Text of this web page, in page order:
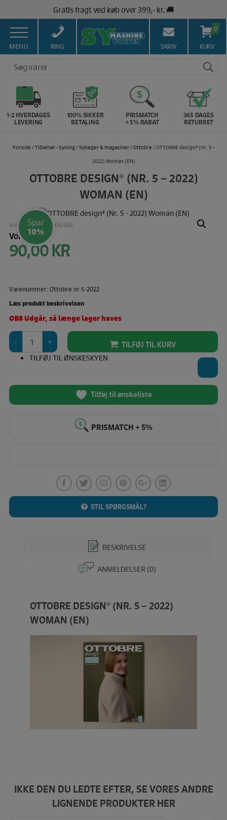
indholdet
Gratis fragt ved køb over 399,- kr. 🚚
Salg af symaskiner siden 1967 🥇
100% Dansk hjemmeside 👍
Brug for hjælp? Ring på 43 44 45 15 ☎️
Vi matcher alle danske priser 💰
MENU RING SKRIV
0
KURV
Søg varer
1-2 HVERDAGES
LEVERING
100% SIKKER
BETALING
PRISMATCH
+ 5% RABAT
365 DAGES
RETURRET
Forside /Tilbehør - Syning /Sybøger & magasiner/Ottobre / OTTOBRE design® (Nr. 5 –
2022) Woman (EN)
Spar
10%
OTTOBRE DESIGN® (NR. 5 – 2022)
WOMAN (EN)
Vejl. pris:100.00 KR
Vores pris:
Den
oprindelige
90,00KR
pris
er:
90,00 KR.
Varenummer: Ottobre nr 5-2022
Læs produkt beskrivelsen
OBS Udgår, så længe lager haves
design®
(Nr.
TILFØJ TIL KURV
TILFØJ TIL ØNSKESKYEN
Tilføj til ønskeliste
PRISMATCH + 5%
STIL SPØRGSMÅL?
BESKRIVELSE
ANMELDELSER (0)
OTTOBRE DESIGN® (NR. 5 – 2022)
WOMAN (EN)
IKKE DEN DU LEDTE EFTER, SE VORES ANDRE
LIGNENDE PRODUKTER HER